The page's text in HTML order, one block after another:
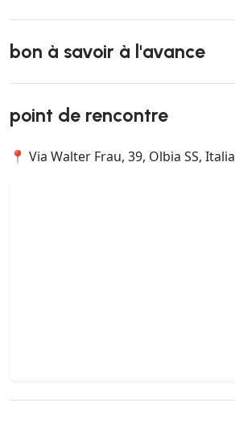
bon à savoir à l'avance
point de rencontre
📍 Via Walter Frau, 39, Olbia SS, Italia